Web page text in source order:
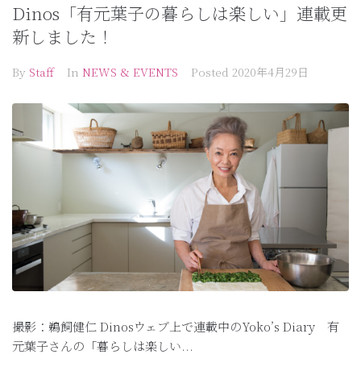
Dinos「有元葉子の暮らしは楽しい」連載更
新しました！
By Staff In NEWS & EVENTS Posted 2020年4月29日
撮影：鵜飼健仁 Dinosウェブ上で連載中のYoko’s Diary 有
元葉子さんの「暮らしは楽しい...